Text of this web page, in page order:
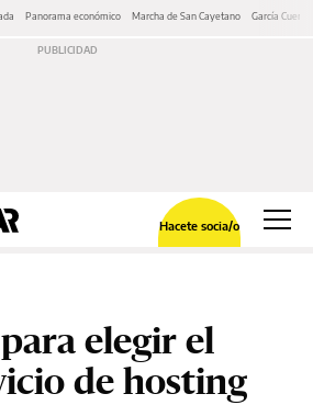
Panorama económico Marcha de San Cayetano García Cuerva
Hacete socia/o
elegir el
de hosting